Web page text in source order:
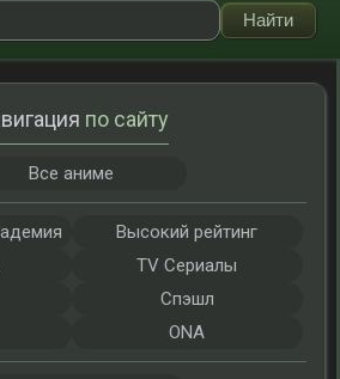
по сайту
Все аниме
Высокий рейтинг
TV Сериалы
Спэшл
ONA